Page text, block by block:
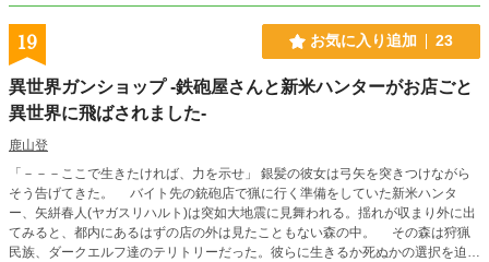
19 お気に入り追加 23
異世界ガンショップ -鉄砲屋さんと新米ハンターがお店ごと
異世界に飛ばされました-
鹿山登
「－－－ここで生きたければ、力を示せ」 銀髪の彼女は弓矢を突きつけながら
そう告げてきた。 バイト先の銃砲店で猟に行く準備をしていた新米ハンタ
ー、矢絣春人(ヤガスリハルト)は突如大地震に見舞われる。揺れが収まり外に出
てみると、都内にあるはずの店の外は見たこともない森の中。 その森は狩猟
民族、ダークエルフ達のテリトリーだった。彼らに生きるか死ぬかの選択を迫ら